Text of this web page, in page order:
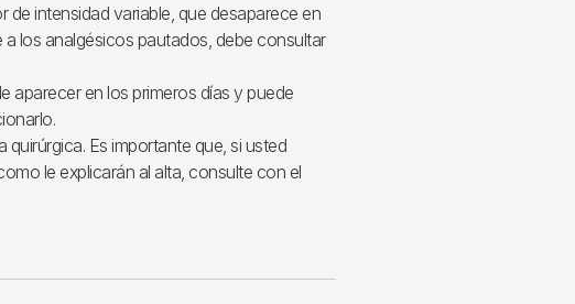
intensidad variable, que desaparece en
los analgésicos pautados, debe consultar
aparecer en los primeros días y puede
Es importante que, si usted
le explicarán al alta, consulte con el